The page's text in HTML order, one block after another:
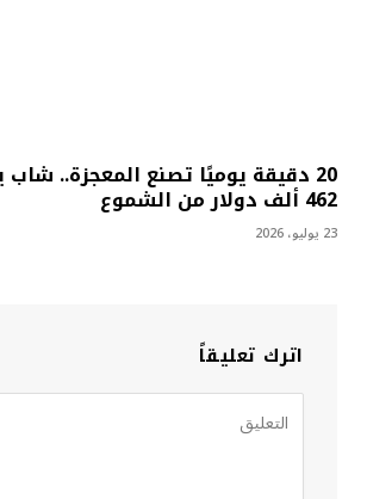
20 دقيقة يوميًا تصنع المعجزة.. شاب
462 ألف دولار من الشموع
23 يوليو، 2026
اترك تعليقاً